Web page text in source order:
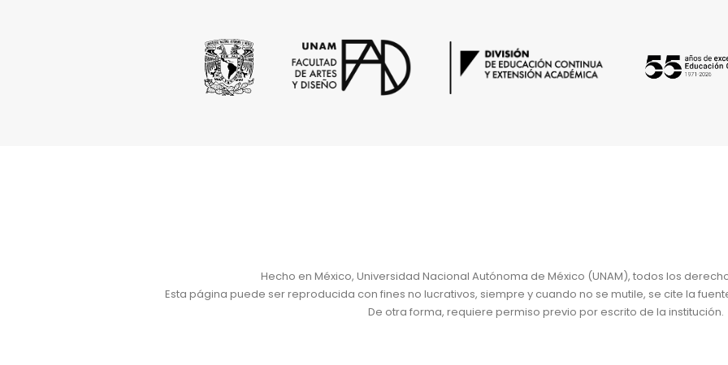
Hecho en México, Universidad Nacional Autónoma de México (UNAM), todos los
Esta página puede ser reproducida con fines no lucrativos, siempre y cuando no se mutile, se cite la
De otra forma, requiere permiso previo por escrito de la institución.